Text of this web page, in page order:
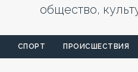
общество,
СПОРТ ПРОИСШЕСТВИЯ